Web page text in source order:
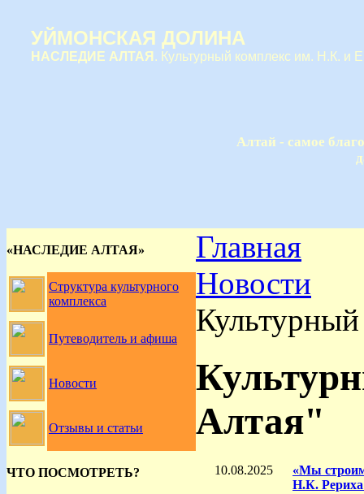
УЙМОНСКАЯ ДОЛИНА
НАСЛЕДИЕ АЛТАЯ . Культурный комплекс им. Н.К. и
Алтай - самое
«НАСЛЕДИЕ АЛТАЯ»
Структура культурного
комплекса
Путеводитель и афиша
Новости
Отзывы и статьи
ЧТО ПОСМОТРЕТЬ?
Главная
Новости
Алтая"
10.08.2025
«Мы строим
Н.К. Рериха